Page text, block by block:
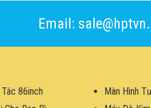
Email:
86inch
Màn Hình